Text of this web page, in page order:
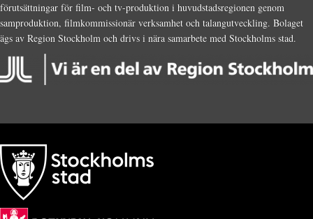
förutsättningar för film- och tv-produktion i huvudstadsregionen genom
samproduktion, filmkommissionär verksamhet och talangutveckling. Bolaget
ägs av Region Stockholm och drivs i nära samarbete med Stockholms stad.